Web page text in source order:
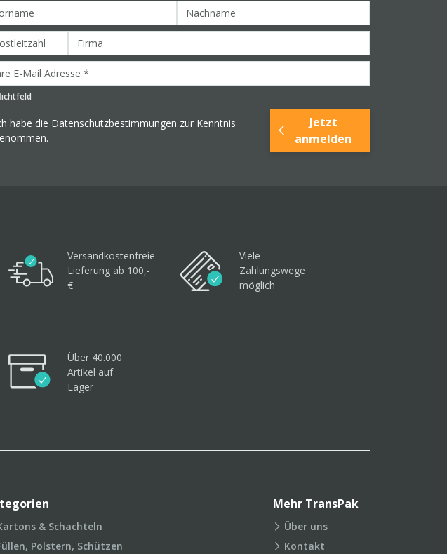
habe die Datenschutzbestimmungen zur Kenntnis
Jetzt
anmelden
Versandkostenfreie
Lieferung ab 100,-
€
Viele
Zahlungswege
möglich
Über 40.000
Artikel auf
Lager
& Schachteln
Polstern, Schützen
Mehr TransPak
Über uns
Kontakt